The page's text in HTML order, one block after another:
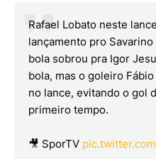
Rafael Lobato neste
lançamento pro
bola sobrou pra Igor
bola, mas o goleiro
no lance, evitando o gol
primeiro tempo.
🎥 SporTV